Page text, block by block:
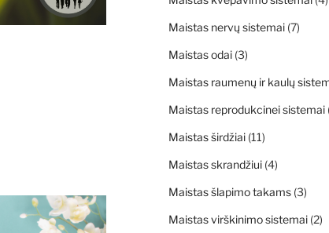
Maistas nervų sistemai(7)
Maistas odai(3)
Maistas raumenų ir kaulų
Maistas reprodukcinei sistemai
Maistas širdžiai(11)
Maistas skrandžiui(4)
Maistas šlapimo takams(3)
Maistas virškinimo sistemai(2)